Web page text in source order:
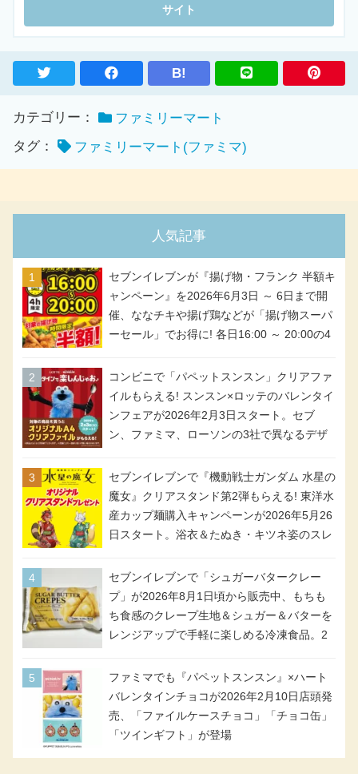
B!
カテゴリー：
ファミリーマート
タグ：
ファミリーマート(ファミマ)
人気記事
セブンイレブンが『揚げ物・フランク 半額キ
ャンペーン』を2026年6月3日 ～ 6日まで開
催、ななチキや揚げ鶏などが「揚げ物スーパ
ーセール」でお得に! 各日16:00 ～ 20:00の4
アメリカンドッグが税抜き69円!
コンビニで「パペットスンスン」クリアファ
イルもらえる! スンスン×ロッテのバレンタイ
ンフェアが2026年2月3日スタート。セブ
ン、ファミマ、ローソンの3社で異なるデザ
セブンイレブンで『機動戦士ガンダム 水星の
魔女』クリアスタンド第2弾もらえる! 東洋水
産カップ麺購入キャンペーンが2026年5月26
日スタート。浴衣＆たぬき・キツネ姿のスレ
号・5号) / シャディクが全6種のクリアスタ
ンドになって登場!
セブンイレブンで「シュガーバタークレー
プ」が2026年8月1日頃から販売中、もちも
ち食感のクレープ生地＆シュガー＆バターを
レンジアップで手軽に楽しめる冷凍食品。2
ファミマでも『パペットスンスン』×ハート
バレンタインチョコが2026年2月10日店頭発
売、「ファイルケースチョコ」「チョコ缶」
「ツインギフト」が登場